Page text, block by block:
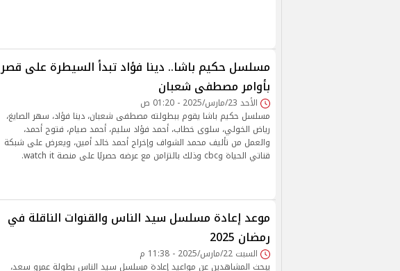
مسلسل حكيم باشا.. دينا فؤاد تبدأ السيطرة على قصر
بأوامر مصطفى شعبان
الأحد 23/مارس/2025 - 01:20 ص
مسلسل حكيم باشا يقوم ببطولته مصطفى شعبان، دينا فؤاد، سهر الصايغ،
رياض الخولي، سلوى خطاب، أحمد فؤاد سليم، أحمد صيام، فتوح أحمد،
والعمل من تأليف محمد الشواف وإخراج أحمد خالد أمين، ويعرض على شبكة
قناتي الحياة وcbc وذلك بالتزامن مع عرضه حصريًا على منصة watch it.
موعد إعادة مسلسل سيد الناس والقنوات الناقلة في
رمضان 2025
السبت 22/مارس/2025 - 11:38 م
يبحث المشاهدين عن مواعيد إعادة مسلسل سيد الناس بطولة عمرو سعد،